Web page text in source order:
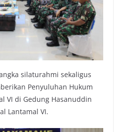
silaturahmi sekaligus
Penyuluhan Hukum
VI di Gedung Hasanuddin
Lantamal VI.